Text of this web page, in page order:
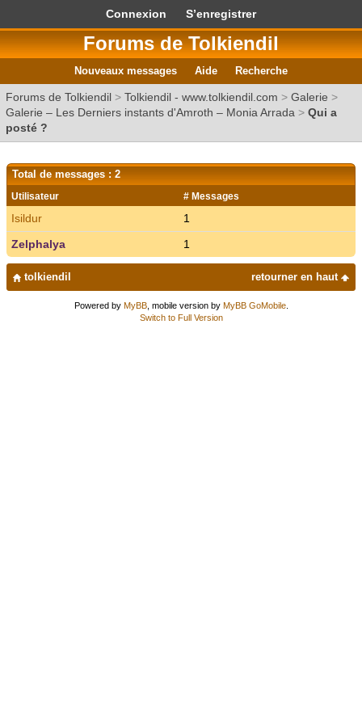
Connexion S’enregistrer
Forums de Tolkiendil
Nouveaux messages Aide Recherche
Forums de Tolkiendil > Tolkiendil - www.tolkiendil.com > Galerie >
Galerie – Les Derniers instants d'Amroth – Monia Arrada > Qui a
posté ?
Total de messages : 2
Utilisateur # Messages
Isildur
1
Zelphalya
1
retourner en haut
tolkiendil
Powered by MyBB, mobile version by MyBB GoMobile.
Switch to Full Version